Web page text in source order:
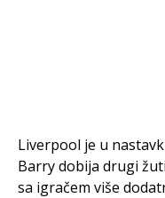
Liverpool je u
Barry dobija drugi
sa igračem više